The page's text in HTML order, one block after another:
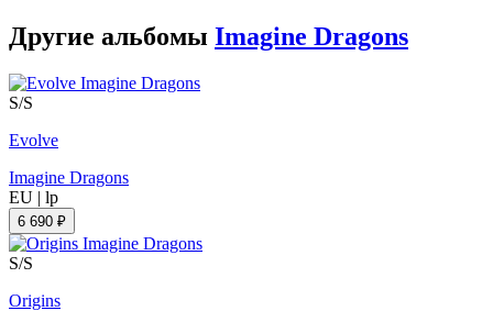
Другие альбомы Imagine Dragons
S/S
Evolve
Imagine Dragons
EU | lp
6 690 ₽
S/S
Origins